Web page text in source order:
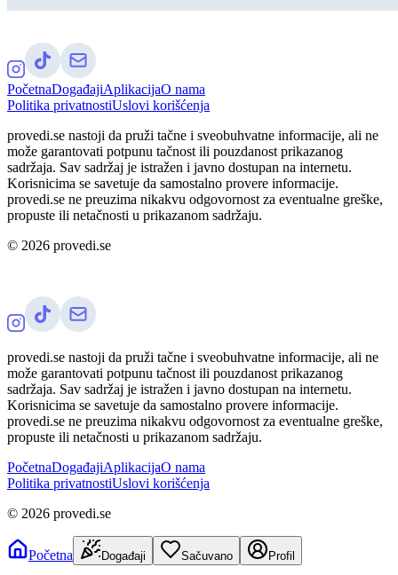
PočetnaDogađajiAplikacijaO nama
Politika privatnostiUslovi korišćenja
provedi.se nastoji da pruži tačne i sveobuhvatne informacije, ali ne
može garantovati potpunu tačnost ili pouzdanost prikazanog
sadržaja. Sav sadržaj je istražen i javno dostupan na internetu.
Korisnicima se savetuje da samostalno provere informacije.
provedi.se ne preuzima nikakvu odgovornost za eventualne greške,
propuste ili netačnosti u prikazanom sadržaju.
© 2026 provedi.se
provedi.se nastoji da pruži tačne i sveobuhvatne informacije, ali ne
može garantovati potpunu tačnost ili pouzdanost prikazanog
sadržaja. Sav sadržaj je istražen i javno dostupan na internetu.
Korisnicima se savetuje da samostalno provere informacije.
provedi.se ne preuzima nikakvu odgovornost za eventualne greške,
propuste ili netačnosti u prikazanom sadržaju.
PočetnaDogađajiAplikacijaO nama
Politika privatnostiUslovi korišćenja
© 2026 provedi.se
Početna Događaji Sačuvano Profil